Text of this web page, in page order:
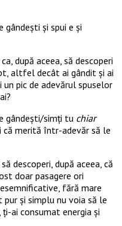
gândești și spui e și
după aceea, să descoperi
altfel decât ai gândit și ai
pic de adevărul spuselor
gândești/simți tu chiar
merită într-adevăr să le
descoperi, după aceea, că
doar pasagere ori
fără mare
și simplu nu voia să le
ți-ai consumat energia și